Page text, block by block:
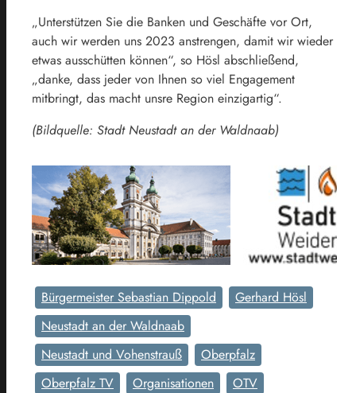
„Unterstützen Sie die Banken und Geschäfte vor Ort,
auch wir werden uns 2023 anstrengen, damit wir wieder
etwas ausschütten können“, so Hösl abschließend,
„danke, dass jeder von Ihnen so viel Engagement
mitbringt, das macht unsre Region einzigartig“.
(Bildquelle: Stadt Neustadt an der Waldnaab)
Bürgermeister Sebastian Dippold
Gerhard Hösl
Neustadt an der Waldnaab
Neustadt und Vohenstrauß
Oberpfalz
Oberpfalz TV
Organisationen
OTV